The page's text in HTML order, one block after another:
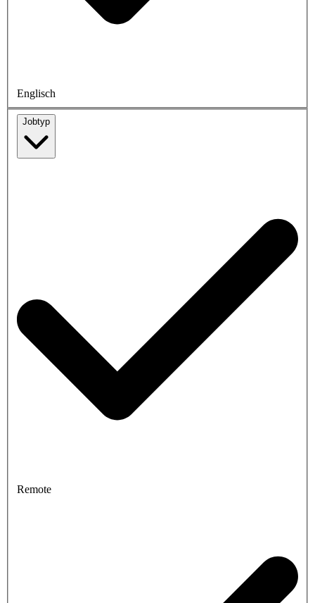
Englisch
Jobtyp
Remote